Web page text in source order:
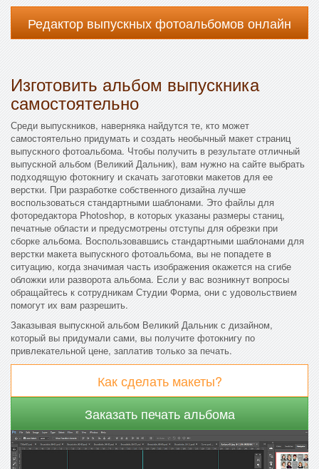
Редактор выпускных фотоальбомов онлайн
Изготовить альбом выпускника
самостоятельно
Среди выпускников, наверняка найдутся те, кто может
самостоятельно придумать и создать необычный макет страниц
выпускного фотоальбома. Чтобы получить в результате отличный
выпускной альбом (Великий Дальник), вам нужно на сайте выбрать
подходящую фотокнигу и скачать заготовки макетов для ее
верстки. При разработке собственного дизайна лучше
воспользоваться стандартными шаблонами. Это файлы для
фоторедактора Photoshop, в которых указаны размеры станиц,
печатные области и предусмотрены отступы для обрезки при
сборке альбома. Воспользовавшись стандартными шаблонами для
верстки макета выпускного фотоальбома, вы не попадете в
ситуацию, когда значимая часть изображения окажется на сгибе
обложки или разворота альбома. Если у вас возникнут вопросы
обращайтесь к сотрудникам Студии Форма, они с удовольствием
помогут их вам разрешить.
Заказывая выпускной альбом Великий Дальник с дизайном,
который вы придумали сами, вы получите фотокнигу по
привлекательной цене, заплатив только за печать.
Как сделать макеты?
Заказать печать альбома